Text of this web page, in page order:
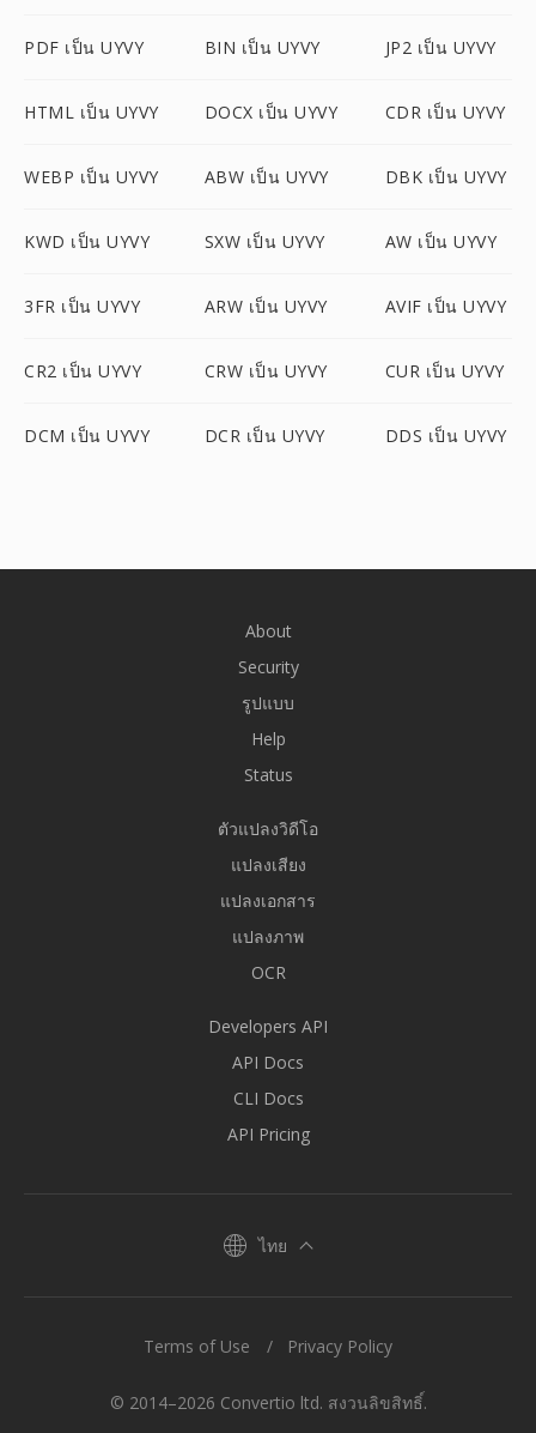
PDF เป็น UYVY BIN เป็น UYVY JP2 เป็น UYVY
HTML เป็น UYVY DOCX เป็น UYVY CDR เป็น UYVY
WEBP เป็น UYVY ABW เป็น UYVY DBK เป็น UYVY
KWD เป็น UYVY SXW เป็น UYVY AW เป็น UYVY
3FR เป็น UYVY ARW เป็น UYVY AVIF เป็น UYVY
CR2 เป็น UYVY CRW เป็น UYVY CUR เป็น UYVY
DCM เป็น UYVY DCR เป็น UYVY DDS เป็น UYVY
About
Security
รูปแบบ
Help
Status
ตัวแปลงวิดีโอ
แปลงเสียง
แปลงเอกสาร
แปลงภาพ
OCR
Developers API
API Docs
CLI Docs
API Pricing
ไทย
© 2014–2026 Convertio ltd. สงวนลิขสิทธิ์.
Terms of Use Privacy Policy